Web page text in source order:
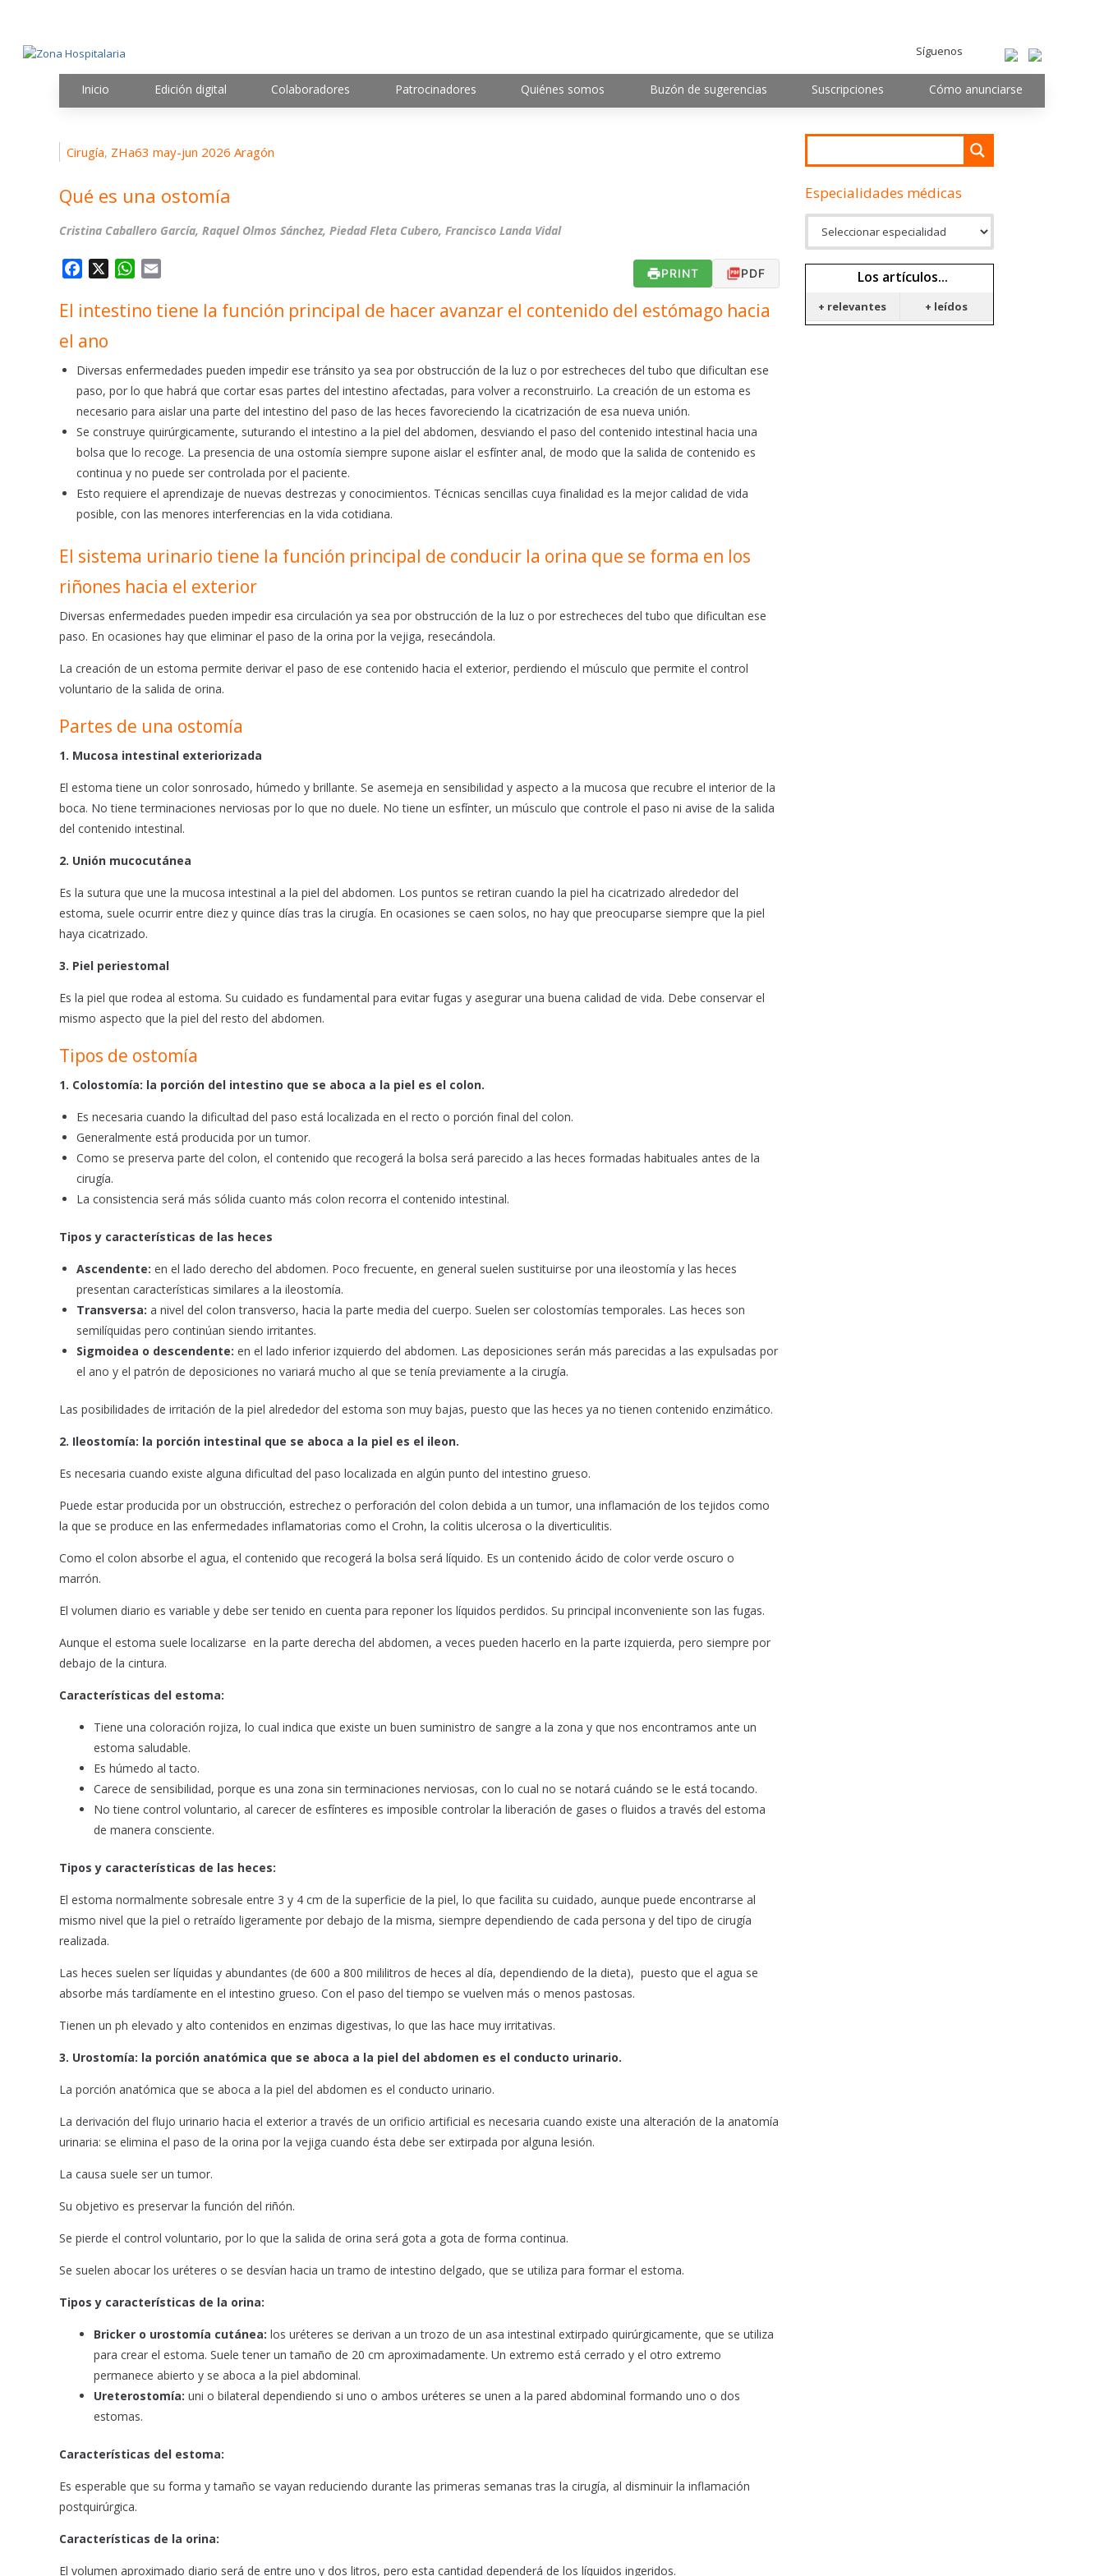
Síguenos
Inicio Edición digital Colaboradores Patrocinadores Quiénes somos Buzón de sugerencias Suscripciones Cómo anunciarse
Cirugía, ZHa63 may-jun 2026 Aragón
Qué es una ostomía
Cristina Caballero García, Raquel Olmos Sánchez, Piedad Fleta Cubero, Francisco Landa Vidal
c
b
o
o
k
W
a
A
p
p
a
PRINT PDF
El intestino tiene la función principal de hacer avanzar el contenido del estómago hacia
el ano
Diversas enfermedades pueden impedir ese tránsito ya sea por obstrucción de la luz o por estrecheces del tubo que dificultan ese
paso, por lo que habrá que cortar esas partes del intestino afectadas, para volver a reconstruirlo. La creación de un estoma es
necesario para aislar una parte del intestino del paso de las heces favoreciendo la cicatrización de esa nueva unión.
Se construye quirúrgicamente, suturando el intestino a la piel del abdomen, desviando el paso del contenido intestinal hacia una
bolsa que lo recoge. La presencia de una ostomía siempre supone aislar el esfínter anal, de modo que la salida de contenido es
continua y no puede ser controlada por el paciente.
Esto requiere el aprendizaje de nuevas destrezas y conocimientos. Técnicas sencillas cuya finalidad es la mejor calidad de vida
posible, con las menores interferencias en la vida cotidiana.
El sistema urinario tiene la función principal de conducir la orina que se forma en los
riñones hacia el exterior
Diversas enfermedades pueden impedir esa circulación ya sea por obstrucción de la luz o por estrecheces del tubo que dificultan ese
paso. En ocasiones hay que eliminar el paso de la orina por la vejiga, resecándola.
La creación de un estoma permite derivar el paso de ese contenido hacia el exterior, perdiendo el músculo que permite el control
voluntario de la salida de orina.
Partes de una ostomía
1. Mucosa intestinal exteriorizada
El estoma tiene un color sonrosado, húmedo y brillante. Se asemeja en sensibilidad y aspecto a la mucosa que recubre el interior de la
boca. No tiene terminaciones nerviosas por lo que no duele. No tiene un esfínter, un músculo que controle el paso ni avise de la salida
del contenido intestinal.
2. Unión mucocutánea
Es la sutura que une la mucosa intestinal a la piel del abdomen. Los puntos se retiran cuando la piel ha cicatrizado alrededor del
estoma, suele ocurrir entre diez y quince días tras la cirugía. En ocasiones se caen solos, no hay que preocuparse siempre que la piel
haya cicatrizado.
3. Piel periestomal
Es la piel que rodea al estoma. Su cuidado es fundamental para evitar fugas y asegurar una buena calidad de vida. Debe conservar el
mismo aspecto que la piel del resto del abdomen.
Tipos de ostomía
1. Colostomía: la porción del intestino que se aboca a la piel es el colon.
Es necesaria cuando la dificultad del paso está localizada en el recto o porción final del colon.
Generalmente está producida por un tumor.
Como se preserva parte del colon, el contenido que recogerá la bolsa será parecido a las heces formadas habituales antes de la
cirugía.
La consistencia será más sólida cuanto más colon recorra el contenido intestinal.
Tipos y características de las heces
Ascendente: en el lado derecho del abdomen. Poco frecuente, en general suelen sustituirse por una ileostomía y las heces
presentan características similares a la ileostomía.
Transversa: a nivel del colon transverso, hacia la parte media del cuerpo. Suelen ser colostomías temporales. Las heces son
semilíquidas pero continúan siendo irritantes.
Sigmoidea o descendente: en el lado inferior izquierdo del abdomen. Las deposiciones serán más parecidas a las expulsadas por
el ano y el patrón de deposiciones no variará mucho al que se tenía previamente a la cirugía.
Las posibilidades de irritación de la piel alrededor del estoma son muy bajas, puesto que las heces ya no tienen contenido enzimático.
2. Ileostomía: la porción intestinal que se aboca a la piel es el ileon.
Es necesaria cuando existe alguna dificultad del paso localizada en algún punto del intestino grueso.
Puede estar producida por un obstrucción, estrechez o perforación del colon debida a un tumor, una inflamación de los tejidos como
la que se produce en las enfermedades inflamatorias como el Crohn, la colitis ulcerosa o la diverticulitis.
Como el colon absorbe el agua, el contenido que recogerá la bolsa será líquido. Es un contenido ácido de color verde oscuro o
marrón.
El volumen diario es variable y debe ser tenido en cuenta para reponer los líquidos perdidos. Su principal inconveniente son las fugas.
Aunque el estoma suele localizarse en la parte derecha del abdomen, a veces pueden hacerlo en la parte izquierda, pero siempre por
debajo de la cintura.
Características del estoma:
Tiene una coloración rojiza, lo cual indica que existe un buen suministro de sangre a la zona y que nos encontramos ante un
estoma saludable.
Es húmedo al tacto.
Carece de sensibilidad, porque es una zona sin terminaciones nerviosas, con lo cual no se notará cuándo se le está tocando.
No tiene control voluntario, al carecer de esfínteres es imposible controlar la liberación de gases o fluidos a través del estoma
de manera consciente.
Tipos y características de las heces:
El estoma normalmente sobresale entre 3 y 4 cm de la superficie de la piel, lo que facilita su cuidado, aunque puede encontrarse al
mismo nivel que la piel o retraído ligeramente por debajo de la misma, siempre dependiendo de cada persona y del tipo de cirugía
realizada.
Las heces suelen ser líquidas y abundantes (de 600 a 800 mililitros de heces al día, dependiendo de la dieta), puesto que el agua se
absorbe más tardíamente en el intestino grueso. Con el paso del tiempo se vuelven más o menos pastosas.
Tienen un ph elevado y alto contenidos en enzimas digestivas, lo que las hace muy irritativas.
3. Urostomía: la porción anatómica que se aboca a la piel del abdomen es el conducto urinario.
La porción anatómica que se aboca a la piel del abdomen es el conducto urinario.
La derivación del flujo urinario hacia el exterior a través de un orificio artificial es necesaria cuando existe una alteración de la anatomía
urinaria: se elimina el paso de la orina por la vejiga cuando ésta debe ser extirpada por alguna lesión.
La causa suele ser un tumor.
Su objetivo es preservar la función del riñón.
Se pierde el control voluntario, por lo que la salida de orina será gota a gota de forma continua.
Se suelen abocar los uréteres o se desvían hacia un tramo de intestino delgado, que se utiliza para formar el estoma.
Tipos y características de la orina:
Bricker o urostomía cutánea: los uréteres se derivan a un trozo de un asa intestinal extirpado quirúrgicamente, que se utiliza
para crear el estoma. Suele tener un tamaño de 20 cm aproximadamente. Un extremo está cerrado y el otro extremo
permanece abierto y se aboca a la piel abdominal.
Ureterostomía: uni o bilateral dependiendo si uno o ambos uréteres se unen a la pared abdominal formando uno o dos
estomas.
Características del estoma:
Es esperable que su forma y tamaño se vayan reduciendo durante las primeras semanas tras la cirugía, al disminuir la inflamación
postquirúrgica.
Características de la orina:
El volumen aproximado diario será de entre uno y dos litros, pero esta cantidad dependerá de los líquidos ingeridos.
Especialidades médicas
Los artículos...
+ relevantes + leídos